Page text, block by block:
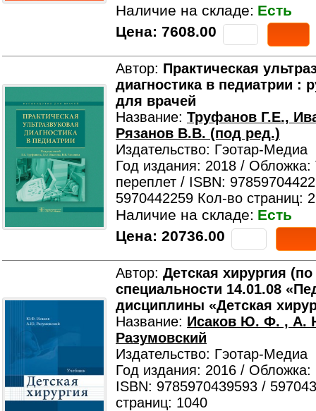
Наличие на складе: Есть
Цена: 7608.00
Автор: Практическая
диагностика в педиатрии :
для врачей
Название: Труфанов Г.Е.,
Рязанов В.В. (под ред.)
Издательство: Гэотар-Медиа
Год издания: 2018 /
переплет / ISBN:
5970442259 Кол-во страниц:
Наличие на складе: Есть
Цена: 20736.00
Автор: Детская хирургия (по
специальности 14.01.08
дисциплины «Детская
Название: Исаков Ю. Ф. , А.
Разумовский
Издательство: Гэотар-Медиа
Год издания: 2016 / Обложка:
ISBN: 9785970439593 /
страниц: 1040